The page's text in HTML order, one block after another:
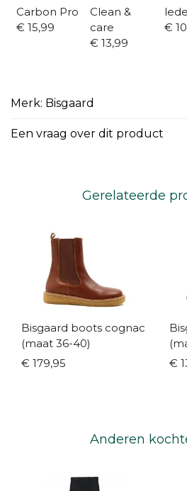
Carbon Pro
€ 15,99
Clean &
care
€ 13,99
€
Merk: Bisgaard
Een vraag over dit product
Gerelateerde
Bisgaard boots cognac
(maat 36-40)
€ 179,95
€
Anderen